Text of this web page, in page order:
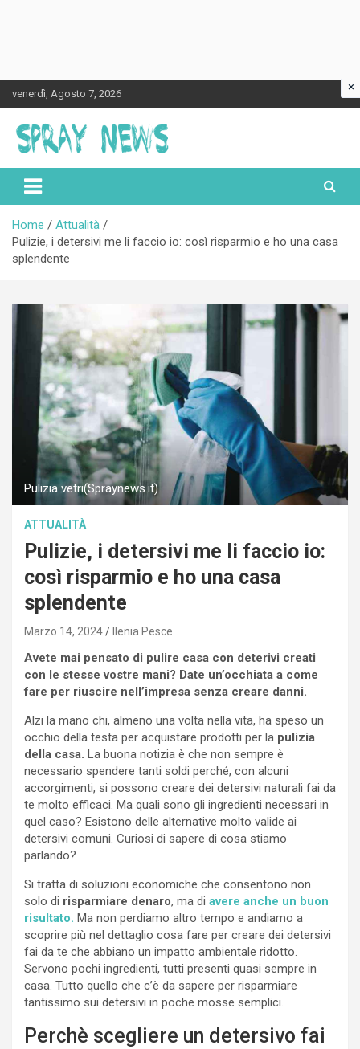
to
content
venerdì, Agosto 7, 2026
Spraynews.it
Home
Attualità
Pulizie, i detersivi me li faccio io: così risparmio e ho una casa
splendente
Pulizia vetri(Spraynews.it)
ATTUALITÀ
Pulizie, i detersivi me li faccio io:
così risparmio e ho una casa
splendente
Marzo 14, 2024 Ilenia Pesce
Avete mai pensato di pulire casa con deterivi creati
con le stesse vostre mani? Date un’occhiata a come
fare per riuscire nell’impresa senza creare danni.
Alzi la mano chi, almeno una volta nella vita, ha speso un
occhio della testa per acquistare prodotti per la pulizia
della casa. La buona notizia è che non sempre è
necessario spendere tanti soldi perché, con alcuni
accorgimenti, si possono creare dei detersivi naturali fai da
te molto efficaci. Ma quali sono gli ingredienti necessari in
quel caso? Esistono delle alternative molto valide ai
detersivi comuni. Curiosi di sapere di cosa stiamo
parlando?
Si tratta di soluzioni economiche che consentono non
solo di risparmiare denaro, ma di avere anche un buon
risultato. Ma non perdiamo altro tempo e andiamo a
scoprire più nel dettaglio cosa fare per creare dei detersivi
fai da te che abbiano un impatto ambientale ridotto.
Servono pochi ingredienti, tutti presenti quasi sempre in
casa. Tutto quello che c’è da sapere per risparmiare
tantissimo sui detersivi in poche mosse semplici.
Perchè scegliere un detersivo fai
×